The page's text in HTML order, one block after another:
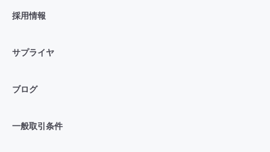
採用情報
サプライヤ
ブログ
一般取引条件